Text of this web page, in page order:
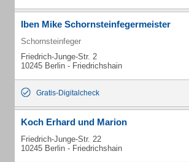
Iben Mike Schornsteinfegermeister
Schornsteinfeger
Friedrich-Junge-Str. 2
10245 Berlin - Friedrichshain
Gratis-Digitalcheck
Koch Erhard und Marion
Friedrich-Junge-Str. 22
10245 Berlin - Friedrichshain